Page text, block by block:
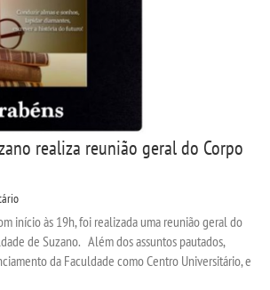
realiza reunião geral do Corpo
início às 19h, foi realizada uma reunião geral do
de Suzano. Além dos assuntos pautados,
da Faculdade como Centro Universitário, e